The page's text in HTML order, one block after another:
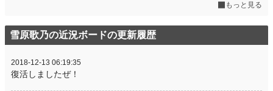
もっと見る
雪原歌乃の近況ボードの更新履歴
2018-12-13 06:19:35
復活しましたぜ！